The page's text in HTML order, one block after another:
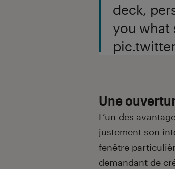
deck,
you what
Une
L’un des
justement son
fenêtre
demandant de